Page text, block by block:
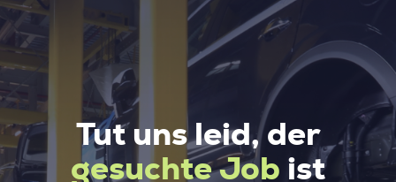
Tut uns leid, der
gesuchte Job ist